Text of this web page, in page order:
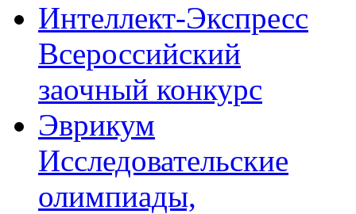
Интеллект-Экспресс
Всероссийский
заочный конкурс
Эврикум
Исследовательские
олимпиады,